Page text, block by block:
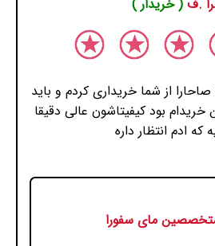
.ف( خریدار )
من این رو با براش s5 صاحارا از شما خریداری کردم و باید
بود کیفیتاشون عالی دقیقا
که ادم انتظار داره
مای سفورا